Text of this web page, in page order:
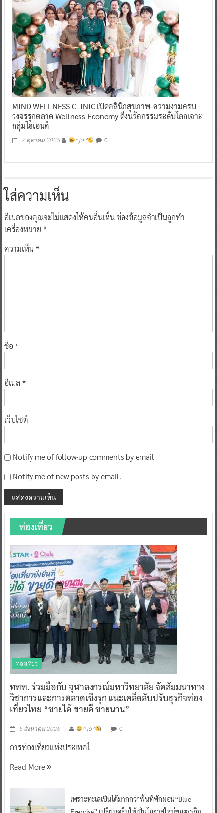
MIND WELLNESS CLINIC เปิดคลินิกสุขภาพ-ความงามครบ
วงจรรุกตลาด Wellness Economy ดึงนวัตกรรมระดับโลกเจาะ
กลุ่มไฮเอนด์
7 ตุลาคม 2025 ^ jo ^ 0
ใส่ความเห็น
อีเมลของคุณจะไม่แสดงให้คนอื่นเห็นช่องข้อมูลจำเป็นถูกทำ
เครื่องหมาย *
ความเห็น*
ชื่อ *
อีเมล *
เว็บไซต์
Notify me of follow-up comments by email.
Notify me of new posts by email.
ท่องเที่ยว
ท่องเที่ยว
ททท. ร่วมมือกับ จุฬาลงกรณ์มหาวิทยาลัย จัดสัมมนาทาง
วิชาการและการตลาดเชิงรุก แนะเคล็ดลับปรับธุรกิจท่อง
เที่ยวไทย “ขายได้ ขายดี ขายนาน”
5 สิงหาคม 2026 ^ jo ^ 0
การท่องเที่ยวแห่งประเทศไ
Read More
เพราะทะเลเป็นได้มากกว่าพื้นที่พักผ่อน“Blue
Exercise” เปลี่ยนคลื่นให้เป็นโอกาสใหม่ของธุรกิจ